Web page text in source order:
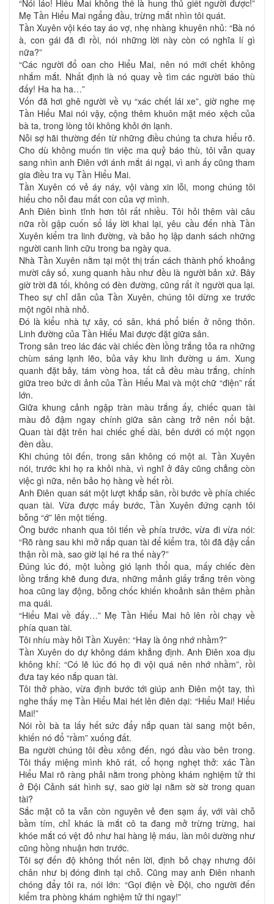
“Nói láo! Hiểu Mai không thể là hung thủ giết người được!”
Mẹ Tần Hiểu Mai ngẩng đầu, trừng mắt nhìn tôi quát.
Tần Xuyên vội kéo tay áo vợ, nhẹ nhàng khuyên nhủ: “Bà nó
à, con gái đã đi rồi, nói những lời này còn có nghĩa lí gì
nữa?”
“Các người đổ oan cho Hiểu Mai, nên nó mới chết không
nhắm mắt. Nhất định là nó quay về tìm các người báo thù
đấy! Ha ha ha…”
Vốn đã hơi ghê người về vụ “xác chết lái xe”, giờ nghe mẹ
Tần Hiểu Mai nói vậy, cộng thêm khuôn mặt méo xệch của
bà ta, trong lòng tôi không khỏi ớn lạnh.
Nỗi sợ hãi thường đến từ những điều chúng ta chưa hiểu rõ.
Cho dù không muốn tin việc ma quỷ báo thù, tôi vẫn quay
sang nhìn anh Điên với ánh mắt ái ngại, vì anh ấy cũng tham
gia điều tra vụ Tần Hiểu Mai.
Tần Xuyên có vẻ áy náy, vội vàng xin lỗi, mong chúng tôi
hiểu cho nỗi đau mất con của vợ mình.
Anh Điên bình tĩnh hơn tôi rất nhiều. Tôi hỏi thêm vài câu
nữa rồi gập cuốn sổ lấy lời khai lại, yêu cầu đến nhà Tần
Xuyên kiểm tra linh đường, và bảo họ lập danh sách những
người canh linh cữu trong ba ngày qua.
Nhà Tần Xuyên nằm tại một thị trấn cách thành phố khoảng
mười cây số, xung quanh hầu như đều là người bản xứ. Bây
giờ trời đã tối, không có đèn đường, cũng rất ít người qua lại.
Theo sự chỉ dẫn của Tần Xuyên, chúng tôi dừng xe trước
một ngôi nhà nhỏ.
Đó là kiểu nhà tự xây, có sân, khá phổ biến ở nông thôn.
Linh đường của Tần Hiểu Mai được đặt giữa sân.
Trong sân treo lác đác vài chiếc đèn lồng trắng tỏa ra những
chùm sáng lạnh lẽo, bủa vây khu linh đường u ám. Xung
quanh đặt bảy, tám vòng hoa, tất cả đều màu trắng, chính
giữa treo bức di ảnh của Tần Hiểu Mai và một chữ “điện” rất
lớn.
Giữa khung cảnh ngập tràn màu trắng ấy, chiếc quan tài
màu đỏ đậm ngay chính giữa sân càng trở nên nổi bật.
Quan tài đặt trên hai chiếc ghế dài, bên dưới có một ngọn
đèn dầu.
Khi chúng tôi đến, trong sân không có một ai. Tần Xuyên
nói, trước khi họ ra khỏi nhà, vì nghĩ ở đây cũng chẳng còn
việc gì nữa, nên bảo họ hàng về hết rồi.
Anh Điên quan sát một lượt khắp sân, rồi bước về phía chiếc
quan tài. Vừa được mấy bước, Tần Xuyên đứng cạnh tôi
bỗng “ớ” lên một tiếng.
Ông bước nhanh qua tôi tiến về phía trước, vừa đi vừa nói:
“Rõ ràng sau khi mở nắp quan tài để kiểm tra, tôi đã đậy cẩn
thận rồi mà, sao giờ lại hé ra thế này?”
Đúng lúc đó, một luồng gió lạnh thổi qua, mấy chiếc đèn
lồng trắng khẽ đung đưa, những mảnh giấy trắng trên vòng
hoa cũng lay động, bỗng chốc khiến khoảnh sân thêm phần
ma quái.
“Hiểu Mai về đấy…” Mẹ Tần Hiểu Mai hô lên rồi chạy về
phía quan tài.
Tôi nhíu mày hỏi Tần Xuyên: “Hay là ông nhớ nhầm?”
Tần Xuyên do dự không dám khẳng định. Anh Điên xoa dịu
không khí: “Có lẽ lúc đó họ đi vội quá nên nhớ nhầm”, rồi
đưa tay kéo nắp quan tài.
Tôi thở phào, vừa định bước tới giúp anh Điên một tay, thì
nghe thấy mẹ Tần Hiểu Mai hét lên điên dại: “Hiểu Mai! Hiểu
Mai!”
Nói rồi bà ta lấy hết sức đẩy nắp quan tài sang một bên,
khiến nó đổ “rầm” xuống đất.
Ba người chúng tôi đều xông đến, ngó đầu vào bên trong.
Tôi thấy miệng mình khô rát, cổ họng nghẹt thở: xác Tần
Hiểu Mai rõ ràng phải nằm trong phòng khám nghiệm tử thi
ở Đội Cảnh sát hình sự, sao giờ lại nằm sờ sờ trong quan
tài?
Sắc mặt cô ta vẫn còn nguyên vẻ đen sạm ấy, với vài chỗ
bầm tím, chỉ khác là mắt cô ta đang mở trừng trừng, hai
khóe mắt có vệt đỏ như hai hàng lệ máu, làn môi dường như
cũng hồng nhuận hơn trước.
Tôi sợ đến độ không thốt nên lời, định bỏ chạy nhưng đôi
chân như bị đóng đinh tại chỗ. Cũng may anh Điên nhanh
chóng đẩy tôi ra, nói lớn: “Gọi điện về Đội, cho người đến
kiểm tra phòng khám nghiệm tử thi ngay!”